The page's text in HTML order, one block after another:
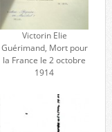
Victorin Elie
Guérimand, Mort pour
la France le 2 octobre
1914